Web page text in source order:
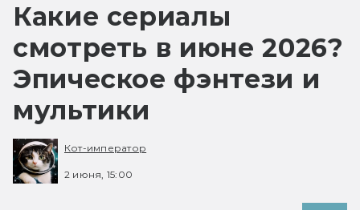
Какие сериалы
смотреть в июне 2026?
Эпическое фэнтези и
мультики
Кот-император
2 июня, 15:00